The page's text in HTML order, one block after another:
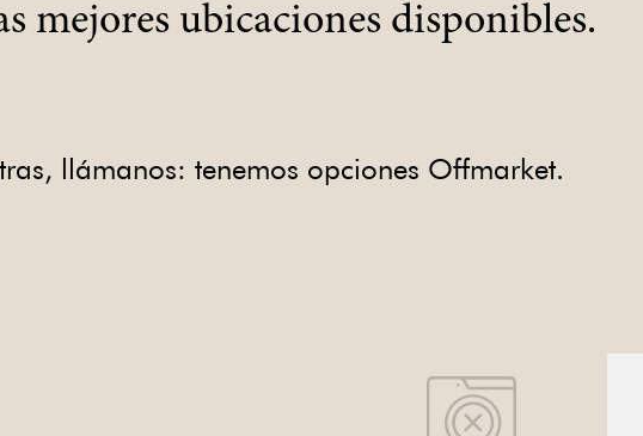
mejores ubicaciones disponibles.
llámanos: tenemos opciones Offmarket.